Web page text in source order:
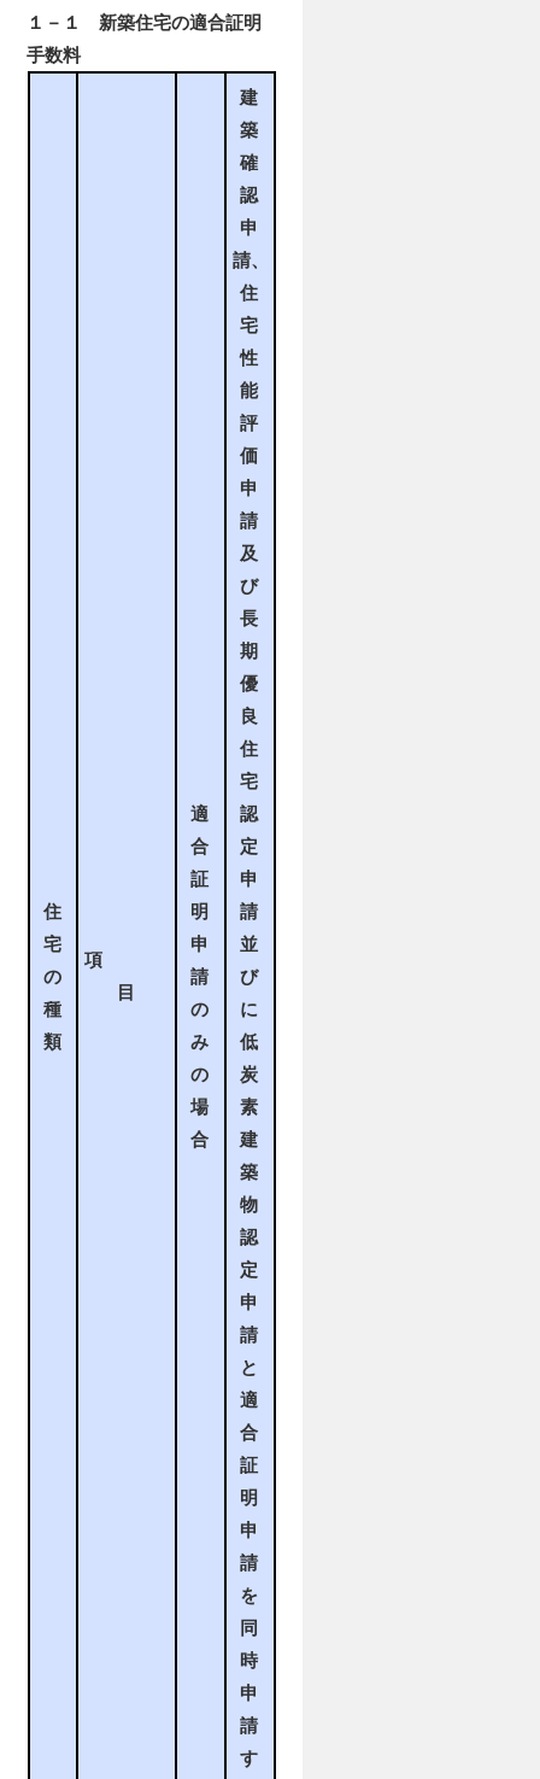
１－１ 新築住宅の適合証明
手数料
住
宅
の
種
類
項
目
適
合
証
明
申
請
の
み
の
場
合
建
築
確
認
申
請、
住
宅
性
能
評
価
申
請
及
び
長
期
優
良
住
宅
認
定
申
請
並
び
に
低
炭
素
建
築
物
認
定
申
請
と
適
合
証
明
申
請
を
同
時
申
請
す